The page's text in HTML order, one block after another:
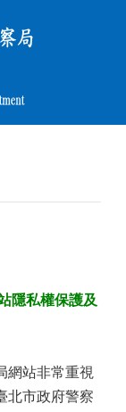
隱私權保護及
網站非常重視
北市政府警察